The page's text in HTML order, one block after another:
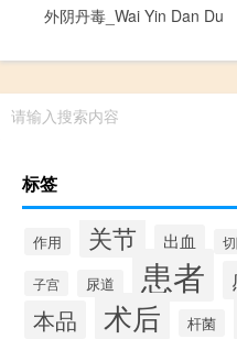
外阴丹毒_Wai Yin Dan Du
请输入搜索内容
标签
作用 关节 出血
子宫 尿道 患者
本品 术后 杆菌